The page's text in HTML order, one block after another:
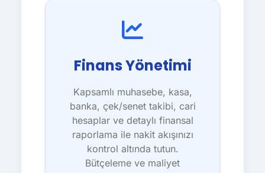
Finans Yönetimi
Kapsamlı muhasebe, kasa,
banka, çek/senet takibi, cari
hesaplar ve detaylı finansal
raporlama ile nakit akışınızı
kontrol altında tutun.
Bütçeleme ve maliyet